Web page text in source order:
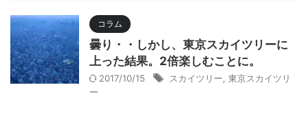
コラム
曇り・・しかし、東京スカイツリーに
上った結果。2倍楽しむことに。
2017/10/15 スカイツリー 東京スカイツリ
ー